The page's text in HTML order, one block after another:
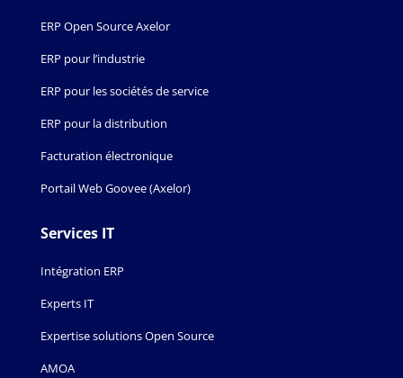
ERP Open Source Axelor
ERP pour l’industrie
ERP pour les sociétés de service
ERP pour la distribution
Facturation électronique
Portail Web Goovee (Axelor)
Services IT
Intégration ERP
Experts IT
Expertise solutions Open Source
AMOA